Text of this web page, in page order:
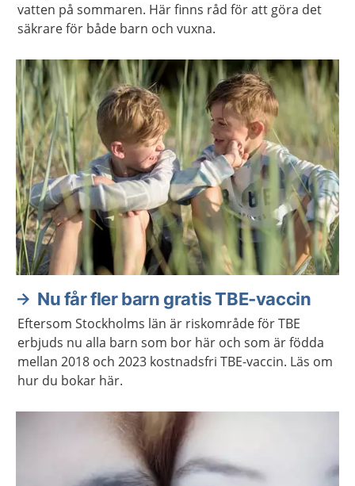
vatten på sommaren. Här finns råd för att göra det
säkrare för både barn och vuxna.
Nu får fler barn gratis TBE-vaccin
Eftersom Stockholms län är riskområde för TBE
erbjuds nu alla barn som bor här och som är födda
mellan 2018 och 2023 kostnadsfri TBE-vaccin. Läs om
hur du bokar här.